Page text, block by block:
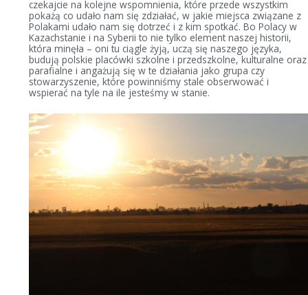
czekajcie na kolejne wspomnienia, które przede wszystkim
pokażą co udało nam się zdziałać, w jakie miejsca związane z
Polakami udało nam się dotrzeć i z kim spotkać. Bo Polacy w
Kazachstanie i na Syberii to nie tylko element naszej historii,
która minęła – oni tu ciągle żyją, uczą się naszego języka,
budują polskie placówki szkolne i przedszkolne, kulturalne oraz
parafialne i angażują się w te działania jako grupa czy
stowarzyszenie, które powinniśmy stale obserwować i
wspierać na tyle na ile jesteśmy w stanie.